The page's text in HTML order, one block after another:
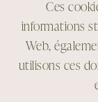
Ces
informations
Web,
utilisons ces